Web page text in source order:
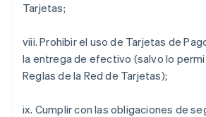
Tarjetas;
viii. Prohibir el uso de Tarjetas de
la entrega de efectivo (salvo lo
Reglas de la Red de Tarjetas);
ix. Cumplir con las obligaciones de